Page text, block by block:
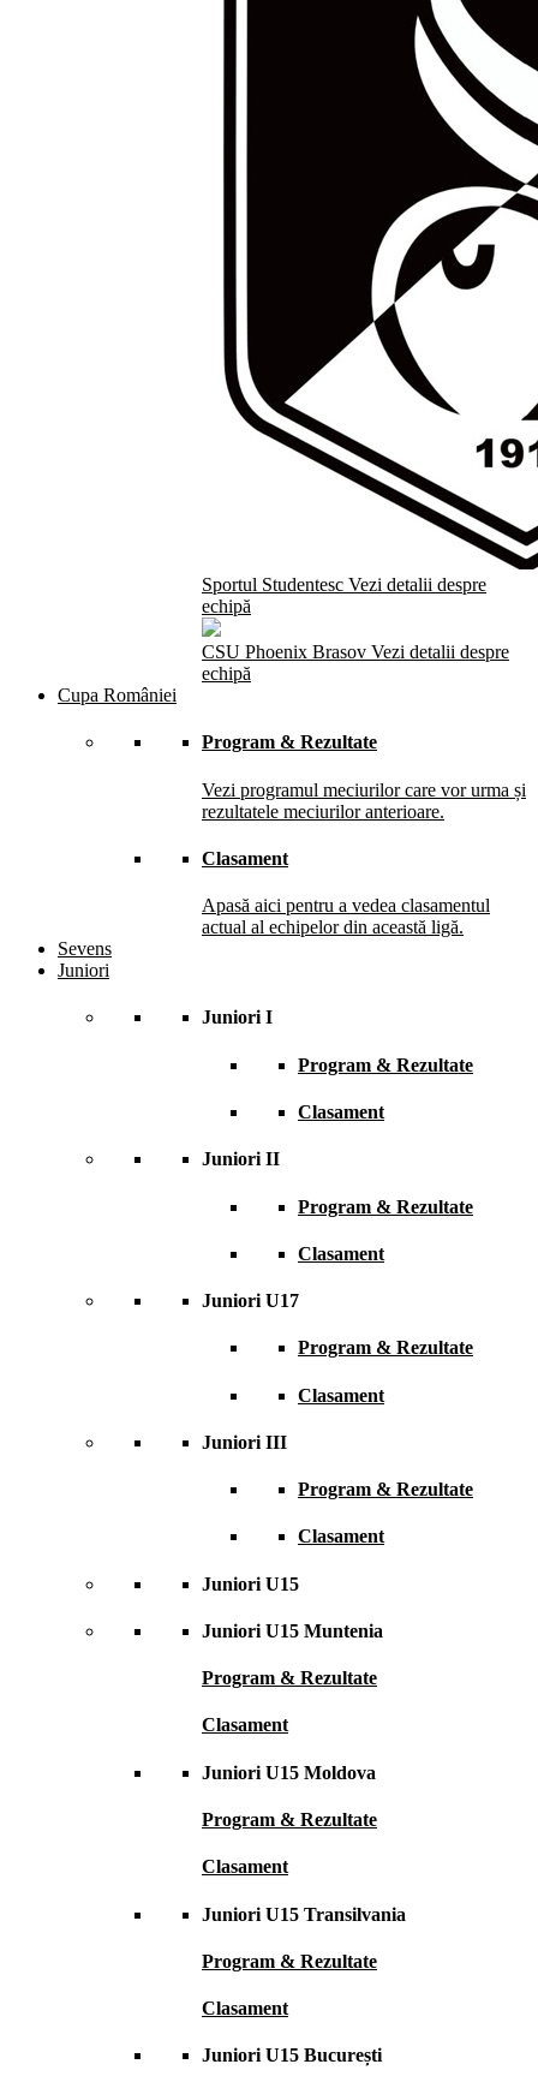
Sportul Studentesc Vezi detalii despre
echipă
CSU Phoenix Brasov Vezi detalii despre
echipă
Cupa României
Program & Rezultate
Vezi programul meciurilor care vor urma și
rezultatele meciurilor anterioare.
Clasament
Apasă aici pentru a vedea clasamentul
actual al echipelor din această ligă.
Sevens
Juniori
Juniori I
Program & Rezultate
Clasament
Juniori II
Program & Rezultate
Clasament
Juniori U17
Program & Rezultate
Clasament
Juniori III
Program & Rezultate
Clasament
Juniori U15
Juniori U15 Muntenia
Program & Rezultate
Clasament
Juniori U15 Moldova
Program & Rezultate
Clasament
Juniori U15 Transilvania
Program & Rezultate
Clasament
Juniori U15 București